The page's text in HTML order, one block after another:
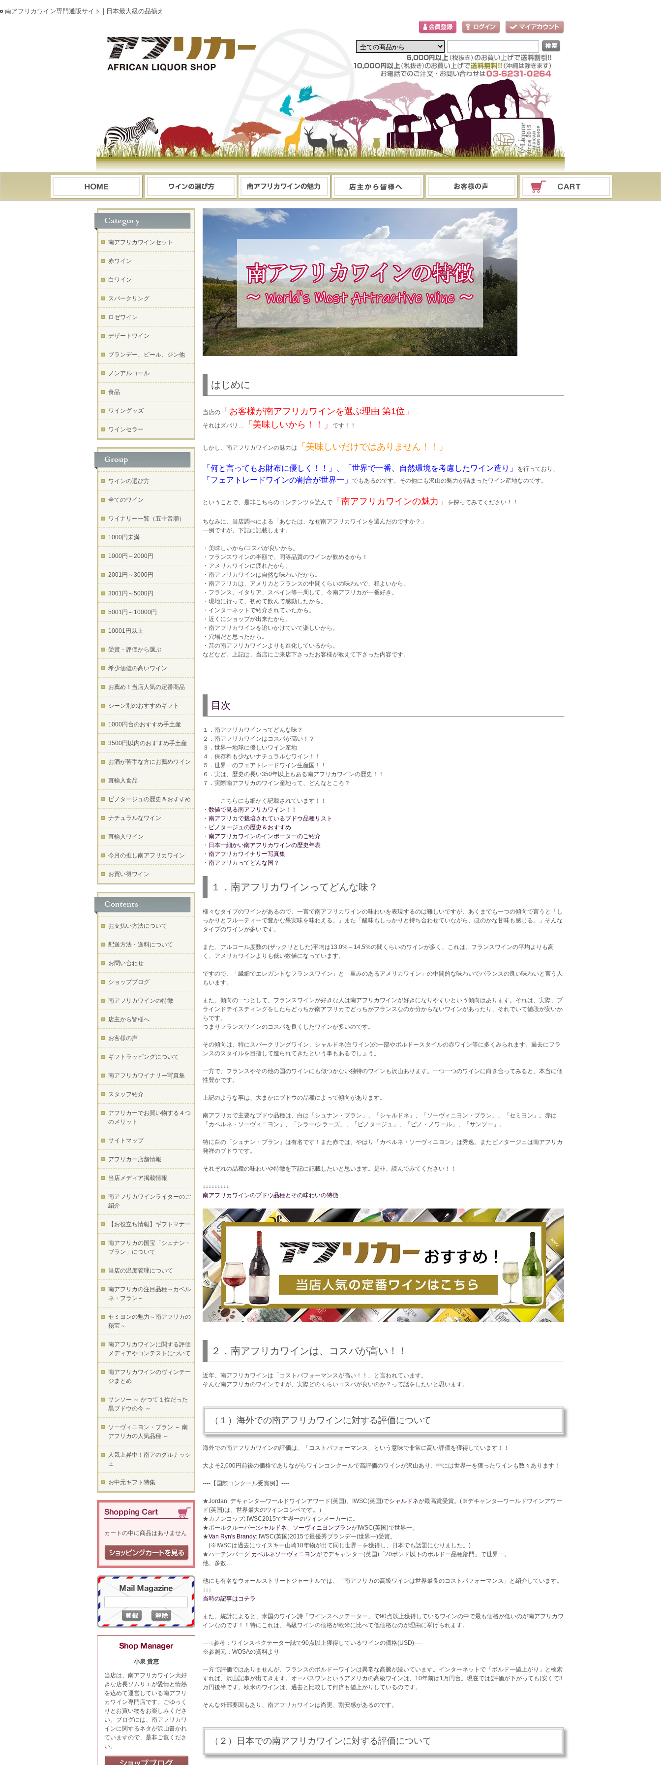
南アフリカワイン専門通販サイト | 日本最大級の品揃え
はじめに
当店の 「お客様が南アフリカワインを選ぶ理由 第1位」
…
それはズバリ…
「美味しいから！！」 です！！
しかし、南アフリカワインの魅力は 「美味しいだけではありません！！」
「何と言ってもお財布に優しく！！」、「世界で一番、自然環境を考慮したワイン造り」 を行っており、
「フェアトレードワインの割合が世界一」 でもあるのです。その他にも沢山の魅力が詰まったワイン産地なのです。
ということで、是非こちらのコンテンツを読んで 「南アフリカワインの魅力」 を探ってみてください！！
ちなみに、当店調べによる「あなたは、なぜ南アフリカワインを選んだのですか？」
一例ですが、下記に記載します。
・美味しいから/コスパが良いから。
・フランスワインの半額で、同等品質のワインが飲めるから！
・アメリカワインに疲れたから。
・南アフリカワインは自然な味わいだから。
・南アフリカは、アメリカとフランスの中間くらいの味わいで、程よいから。
・フランス、イタリア、スペイン等一周して、今南アフリカが一番好き。
・現地に行って、初めて飲んで感動したから。
・インターネットで紹介されていたから。
・近くにショップが出来たから。
・南アフリカワインを追いかけていて楽しいから。
・穴場だと思ったから。
・昔の南アフリカワインよりも進化しているから。
などなど。上記は、当店にご来店下さったお客様が教えて下さった内容です。
目次
１．南アフリカワインってどんな味？
２．南アフリカワインはコスパが高い！？
３．世界一地球に優しいワイン産地
４．保存料も少ないナチュラルなワイン！！
５．世界一のフェアトレードワイン生産国！！
６．実は、歴史の長い350年以上もある南アフリカワインの歴史！！
７．実際南アフリカのワイン産地って、どんなところ？
---------こちらにも細かく記載されています！！-----------
・ 数値で見る南アフリカワイン！！
・ 南アフリカで栽培されているブドウ品種リスト
・ ピノタージュの歴史＆おすすめ
・ 南アフリカワインのインポーターのご紹介
・ 日本一細かい南アフリカワインの歴史年表
・ 南アフリカワイナリー写真集
・ 南アフリカってどんな国？
１．南アフリカワインってどんな味？
様々なタイプのワインがあるので、一言で南アフリカワインの味わいを表現するのは難しいですが、あくまでも一つの傾向で言うと「し
っかりとフルーティーで豊かな果実味を味わえる。」また「酸味もしっかりと持ち合わせていながら、ほのかな甘味も感じる。」そんな
タイプのワインが多いです。
また、アルコール度数の(ザックリとした)平均は13.0%～14.5%の間くらいのワインが多く、これは、フランスワインの平均よりも高
く、アメリカワインよりも低い数値になっています。
ですので、「繊細でエレガントなフランスワイン」と「重みのあるアメリカワイン」の中間的な味わいでバランスの良い味わいと言う人
もいます。
また、傾向の一つとして、フランスワインが好きな人は南アフリカワインが好きになりやすいという傾向はあります。それは、実際、ブ
ラインドテイスティングをしたらどっちが南アフリカでどっちがフランスなのか分からないワインがあったり、それでいて値段が安いか
らです。
つまりフランスワインのコスパを良くしたワインが多いのです。
その傾向は、特にスパークリングワイン、シャルドネ(白ワイン)の一部やボルドースタイルの赤ワイン等に多くみられます。過去にフラ
ンスのスタイルを目指して造られてきたという事もあるでしょう。
一方で、フランスやその他の国のワインにも似つかない独特のワインも沢山あります。一つ一つのワインに向き合ってみると、本当に個
性豊かです。
上記のような事は、大まかにブドウの品種によって傾向があります。
南アフリカで主要なブドウ品種は、白は「シュナン・ブラン」、「シャルドネ」、「ソーヴィニヨン・ブラン」、「セミヨン」。赤は
「カベルネ・ソーヴィニヨン」、「シラー/シラーズ」、「ピノタージュ」、「ピノ・ノワール」、「サンソー」。
特に白の「シュナン・ブラン」は有名です！また赤では、やはり「カベルネ・ソーヴィニヨン」は秀逸。またピノタージュは南アフリカ
発祥のブドウです。
それぞれの品種の味わいや特徴を下記に記載したいと思います。是非、読んでみてください！！
↓↓↓↓↓↓↓↓↓
南アフリカワインのブドウ品種とその味わいの特徴
２．南アフリカワインは、コスパが高い！！
近年、南アフリカワインは「コストパフォーマンスが高い！！」と言われています。
そんな南アフリカのワインですが、実際どのくらいコスパが良いのか？って話をしたいと思います。
（１）海外での南アフリカワインに対する評価について
海外での南アフリカワインの評価は、「コストパフォーマンス」という意味で非常に高い評価を獲得しています！！
大よそ2,000円前後の価格でありながらワインコンクールで高評価のワインが沢山あり、中には世界一を獲ったワインも数々あります！
---- 【国際コンクール受賞例】 ----
★Jordan: デキャンタ―ワールドワインアワード(英国)、IWSC(英国)でシャルドネが最高賞受賞。(※デキャンタ―ワールドワインアワー
ド(英国)は、世界最大のワインコンペです。）
★カノンコップ: IWSC2015で世界一のワインメーカーに。
★ポールクルーバー:シャルドネ、 ソーヴィニヨンブランがIWSC(英国)で世界一。
★Van Ryn's Brandy: IWSC(英国)2015で最優秀ブランデー(世界一)受賞。
(※IWSCは過去にウイスキー山崎18年物が出て同じ世界一を獲得し、日本でも話題になりました。)
★ハーテンバーグ:カベルネソーヴィニヨンがでデキャンター(英国)「20ポンド以下のボルドー品種部門」で世界一。
他、多数…
他にも有名なウォールストリートジャーナルでは、「南アフリカの高級ワインは世界最良のコストパフォーマンス」と紹介しています。
↓↓↓
当時の記事はコチラ
また、統計によると、米国のワイン詩「ワインスペクテーター」で90点以上獲得しているワインの中で最も価格が低いのが南アフリカワ
インなのです！！特にこれは、高級ワインの価格が欧米に比べて低価格なのが理由に挙げられます。
----↓参考：ワインスペクテーター誌で90点以上獲得しているワインの価格(USD)----
※参照元：WOSAの資料より
一方で評価ではありませんが、フランスのボルドーワインは異常な高騰が続いています。インターネットで「ボルドー値上がり」と検索
すれば、沢山記事が出てきます。オーパスワンというアメリカの高級ワインは、10年前は1万円台。現在では(評価が下がっても)安くて3
万円後半です。欧米のワインは、過去と比較して何倍も値上がりしているのです。
そんな外部要因もあり、南アフリカワインは尚更、割安感があるのです。
（２）日本での南アフリカワインに対する評価について
南アフリカワインセット
赤ワイン
白ワイン
スパークリング
ロゼワイン
デザートワイン
ブランデー、ビール、ジン他
ノンアルコール
食品
ワイングッズ
ワインセラー
ワインの選び方
全てのワイン
ワイナリー一覧（五十音順）
1000円未満
1000円～2000円
2001円～3000円
3001円～5000円
5001円～10000円
10001円以上
受賞・評価から選ぶ
希少価値の高いワイン
お薦め！当店人気の定番商品
シーン別のおすすめギフト
1000円台のおすすめ手土産
3500円以内のおすすめ手土産
お酒が苦手な方にお薦めワイン
直輸入食品
ピノタージュの歴史＆おすすめ
ナチュラルなワイン
直輸入ワイン
今月の推し南アフリカワイン
お買い得ワイン
お支払い方法について
配送方法・送料について
お問い合わせ
ショップブログ
南アフリカワインの特徴
店主から皆様へ
お客様の声
ギフトラッピングについて
南アフリカワイナリー写真集
スタッフ紹介
アフリカーでお買い物する４つ
のメリット
サイトマップ
アフリカー店舗情報
当店メディア掲載情報
南アフリカワインライターのご
紹介
【お役立ち情報】ギフトマナー
南アフリカの国宝「シュナン・
ブラン」について
当店の温度管理について
南アフリカの注目品種～カベル
ネ・フラン～
セミヨンの魅力～南アフリカの
秘宝～
南アフリカワインに関する評価
メディアやコンテストについて
南アフリカワインのヴィンテー
ジまとめ
サンソー ～ かつて１位だった
黒ブドウの今 ～
ソーヴィニヨン・ブラン ～ 南
アフリカの人気品種 ～
人気上昇中！南アのグルナッシ
ュ
お中元ギフト特集
カートの中に商品はありません
小泉 貴恵
当店は、南アフリカワイン大好
きな店長ソムリエが愛情と情熱
を込めて運営している南アフリ
カワイン専門店です。ごゆっく
りとお買い物をお楽しみくださ
い。ブログには、南アフリカワ
インに関するネタが沢山書かれ
ていますので、是非ご覧くださ
い。